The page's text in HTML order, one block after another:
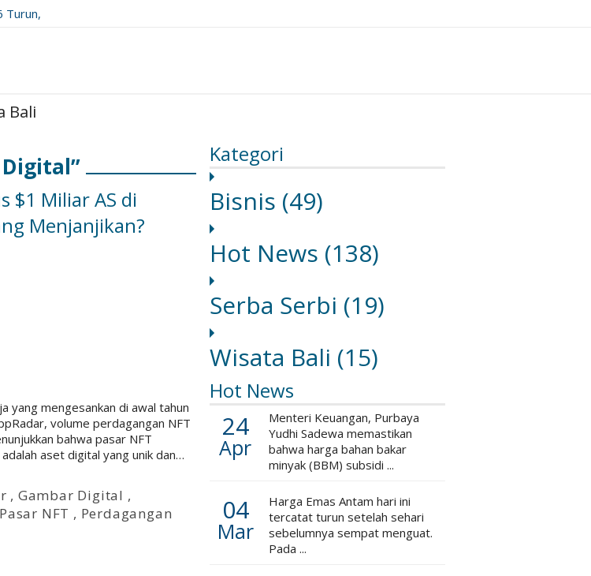
Turun,
Bali
Kategori
Bisnis (49)
Hot News (138)
Serba Serbi (19)
Wisata Bali (15)
Hot News
24
Apr
Menteri Keuangan, Purbaya
Yudhi Sadewa memastikan
bahwa harga bahan bakar
minyak (BBM) subsidi ...
04
Mar
Harga Emas Antam hari ini
tercatat turun setelah sehari
sebelumnya sempat menguat.
Pada ...
Digital”
$1 Miliar AS di
Menjanjikan?
yang mengesankan di awal tahun
volume perdagangan NFT
bahwa pasar NFT
aset digital yang unik dan…
, Gambar Digital ,
Pasar NFT , Perdagangan